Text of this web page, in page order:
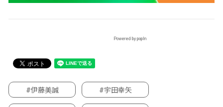
Powered by popIn
#伊藤美誠 #宇田幸矢